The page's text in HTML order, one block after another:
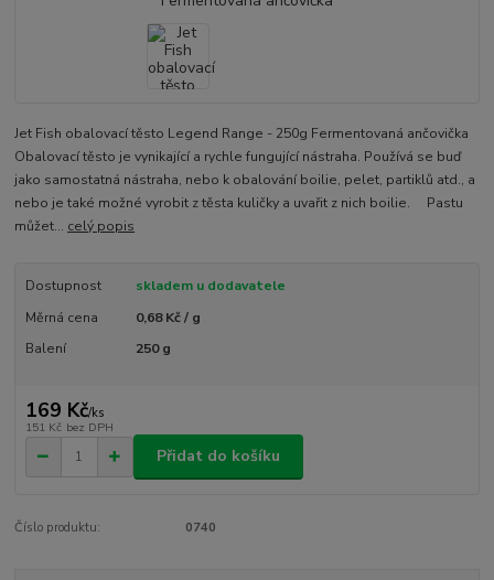
Jet Fish obalovací těsto Legend Range - 250g Fermentovaná ančovička
Obalovací těsto je vynikající a rychle fungující nástraha. Používá se buď
jako samostatná nástraha, nebo k obalování boilie, pelet, partiklů atd., a
nebo je také možné vyrobit z těsta kuličky a uvařit z nich boilie. Pastu
můžet... celý popis
Dostupnost
skladem u dodavatele
Měrná cena
0,68 Kč / g
Balení
250 g
169 Kč/ks
151 Kč bez DPH
Přidat do košíku
Číslo produktu: 0740